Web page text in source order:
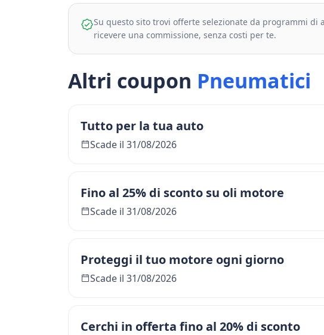
Su questo sito trovi offerte selezionate da programmi di
ricevere una commissione, senza costi per te.
Altri coupon Pneumatici
Tutto per la tua auto
Scade il 31/08/2026
Fino al 25% di sconto su oli motore
Scade il 31/08/2026
Proteggi il tuo motore ogni giorno
Scade il 31/08/2026
Cerchi in offerta fino al 20% di sconto